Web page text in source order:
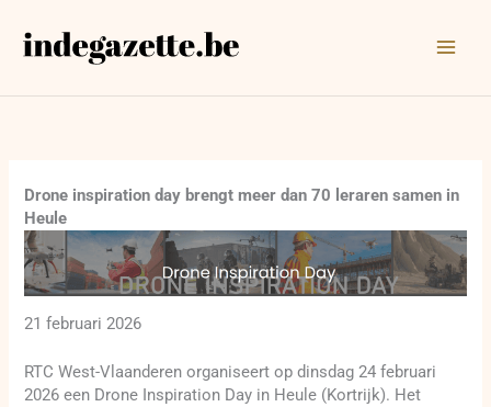
naar
Drone inspiration day brengt meer dan 70 leraren samen in
Heule
21 februari 2026
RTC West-Vlaanderen organiseert op dinsdag 24 februari
2026 een Drone Inspiration Day in Heule (Kortrijk). Het